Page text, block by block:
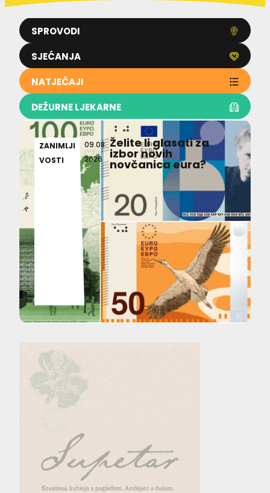
SPROVODI
SJEĆANJA
NATJEČAJI
DEŽURNE LJEKARNE
ZANIMLJI
VOSTI
09.08.
2026
Želite li glasati za
izbor novih
novčanica eura?